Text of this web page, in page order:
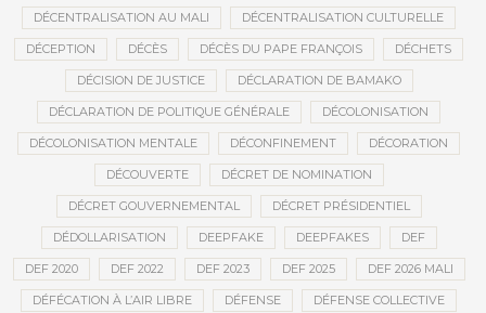
DÉCENTRALISATION AU MALI DÉCENTRALISATION CULTURELLE
DÉCEPTION DÉCÈS DÉCÈS DU PAPE FRANÇOIS DÉCHETS
DÉCISION DE JUSTICE DÉCLARATION DE BAMAKO
DÉCLARATION DE POLITIQUE GÉNÉRALE DÉCOLONISATION
DÉCOLONISATION MENTALE DÉCONFINEMENT DÉCORATION
DÉCOUVERTE DÉCRET DE NOMINATION
DÉCRET GOUVERNEMENTAL DÉCRET PRÉSIDENTIEL
DÉDOLLARISATION DEEPFAKE DEEPFAKES DEF
DEF 2020 DEF 2022 DEF 2023 DEF 2025 DEF 2026 MALI
DÉFÉCATION À L’AIR LIBRE DÉFENSE DÉFENSE COLLECTIVE